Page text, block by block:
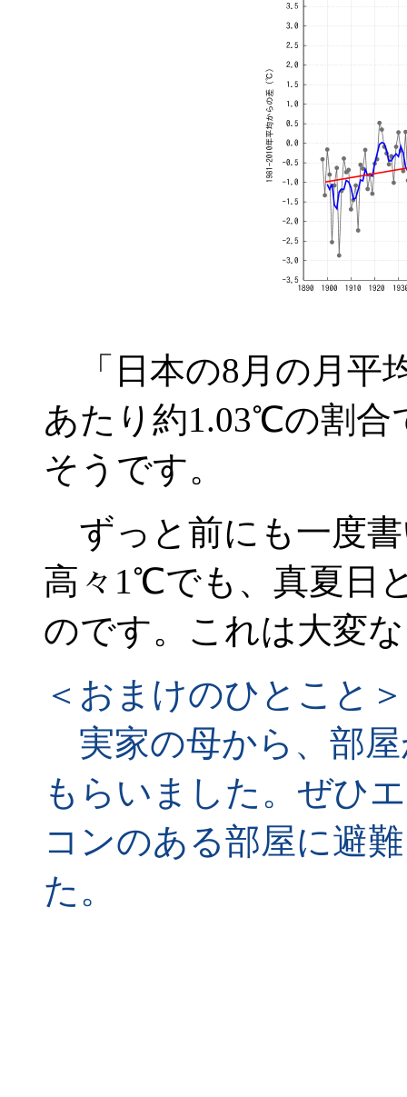
「日本の8月の月平
あたり約1.03℃の割合
そうです。
ずっと前にも一度
高々1℃でも、真夏日
のです。これは大変
＜おまけのひとこと＞
実家の母から、部
もらいました。ぜひ
コンのある部屋に避
た。